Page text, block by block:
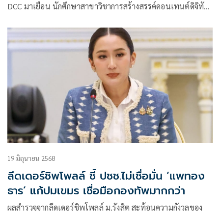
DCC มาเยือน นักศึกษาสาขาวิชาการสร้างสรรค์คอนเทนต์ดิจิทัล
อันดับ 2 จากการประกวดคลิปสั้นหัวข้อสิทธิมนุษยชน พื้นที่ภาค
กลาง จัดโดย สำนักงานคณะกรรมการสิทธิมนุษยชนแห่งชาติ
(กสม.) พร้อมรับทุนรางวัล จำนวน 10,000 บาท
19 มิถุนายน 2568
ลีดเดอร์ชิพโพลล์ ชี้ ปชช.ไม่เชื่อมั่น ‘แพทอง
ธาร’ แก้ปมเขมร เชื่อมือกองทัพมากกว่า
ผลสำรวจจากลีดเดอร์ชิพโพลล์ ม.รังสิต สะท้อนความกังวลของ